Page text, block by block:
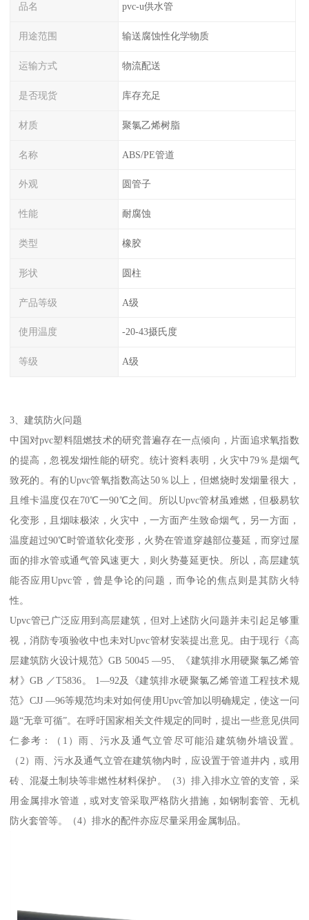
品名 pvc-u供水管
用途范围 输送腐蚀性化学物质
运输方式 物流配送
是否现货 库存充足
材质 聚氯乙烯树脂
名称 ABS/PE管道
外观 圆管子
性能 耐腐蚀
类型 橡胶
形状 圆柱
产品等级 A级
使用温度 -20-43摄氏度
等级 A级
3、建筑防火问题
中国对pvc塑料阻燃技术的研究普遍存在一点倾向，片面追求氧指数
的提高，忽视发烟性能的研究。统计资料表明，火灾中79％是烟气
致死的。有的Upvc管氧指数高达50％以上，但燃烧时发烟量很大，
且维卡温度仅在70℃一90℃之间。所以Upvc管材虽难燃，但极易软
化变形，且烟味极浓，火灾中，一方面产生致命烟气，另一方面，
温度超过90℃时管道软化变形，火势在管道穿越部位蔓延，而穿过屋
面的排水管或通气管风速更大，则火势蔓延更快。所以，高层建筑
能否应用Upvc管，曾是争论的问题，而争论的焦点则是其防火特
性。
Upvc管已广泛应用到高层建筑，但对上述防火问题并未引起足够重
视，消防专项验收中也未对Upvc管材安装提出意见。由于现行《高
层建筑防火设计规范》GB 50045 —95、《建筑排水用硬聚氯乙烯管
材》GB ／T5836。 1—92及《建筑排水硬聚氯乙烯管道工程技术规
范》CJJ —96等规范均未对如何使用Upvc管加以明确规定，使这一问
题“无章可循”。在呼吁国家相关文件规定的同时，提出一些意见供同
仁参考：（1）雨、污水及通气立管尽可能沿建筑物外墙设置。
（2）雨、污水及通气立管在建筑物内时，应设置于管道井内，或用
砖、混凝土制块等非燃性材料保护。（3）排入排水立管的支管，采
用金属排水管道，或对支管采取严格防火措施，如钢制套管、无机
防火套管等。（4）排水的配件亦应尽量采用金属制品。